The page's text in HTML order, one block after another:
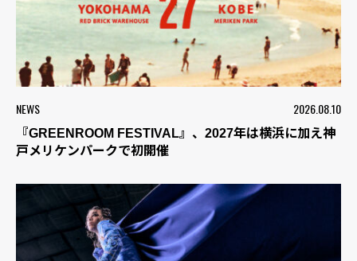
NEWS 2026.08.10
『GREENROOM FESTIVAL』、2027年は横浜に加え神
戸メリケンパークで初開催